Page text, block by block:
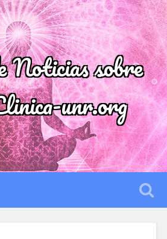
Noticias sobre
unr.org